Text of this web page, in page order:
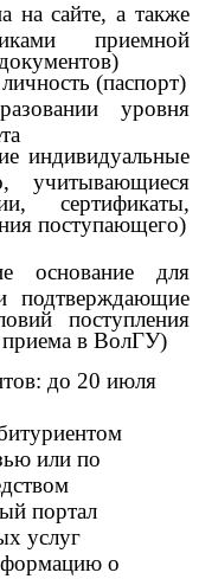
на сайте, а также
приемной
(паспорт)
уровня
индивидуальные
учитывающиеся
сертификаты,
поступающего)
основание для
подтверждающие
поступления
приема в ВолГУ)
до 20 июля
или по
портал
услуг
о